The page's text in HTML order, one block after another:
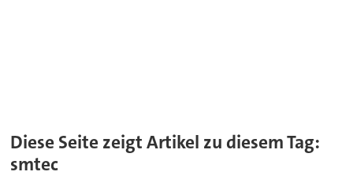
Diese Seite zeigt Artikel zu diesem Tag:
smtec